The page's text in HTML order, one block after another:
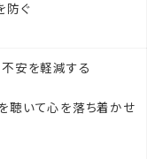
防ぐ
不安を軽減する
聴いて心を落ち着かせ